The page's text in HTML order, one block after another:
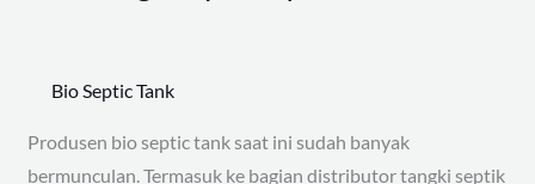
Bio Septic Tank
Produsen bio septic tank saat ini sudah banyak
bermunculan. Termasuk ke bagian distributor tangki septik